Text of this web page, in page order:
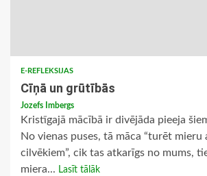
E-REFLEKSIJAS
Cīņā un grūtībās
Jozefs Imbergs
Kristīgajā mācībā ir divējāda pieeja
No vienas puses, tā māca “turēt mieru
cilvēkiem”, cik tas atkarīgs no mums,
miera... Lasīt tālāk